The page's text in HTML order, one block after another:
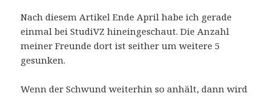
Nach diesem Artikel Ende April habe ich gerade
einmal bei StudiVZ hineingeschaut. Die Anzahl
meiner Freunde dort ist seither um weitere 5
gesunken.
Wenn der Schwund weiterhin so anhält, dann wird